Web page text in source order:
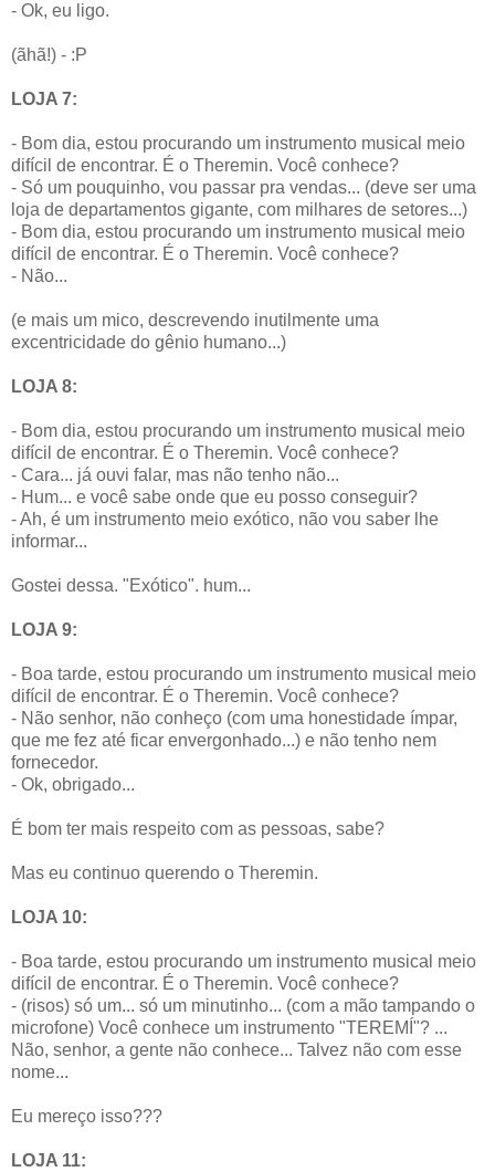
- Ok, eu ligo.
(ãhã!) - :P
LOJA 7:
- Bom dia, estou procurando um instrumento musical meio
difícil de encontrar. É o Theremin. Você conhece?
- Só um pouquinho, vou passar pra vendas... (deve ser uma
loja de departamentos gigante, com milhares de setores...)
- Bom dia, estou procurando um instrumento musical meio
difícil de encontrar. É o Theremin. Você conhece?
- Não...
(e mais um mico, descrevendo inutilmente uma
excentricidade do gênio humano...)
LOJA 8:
- Bom dia, estou procurando um instrumento musical meio
difícil de encontrar. É o Theremin. Você conhece?
- Cara... já ouvi falar, mas não tenho não...
- Hum... e você sabe onde que eu posso conseguir?
- Ah, é um instrumento meio exótico, não vou saber lhe
informar...
Gostei dessa. "Exótico". hum...
LOJA 9:
- Boa tarde, estou procurando um instrumento musical meio
difícil de encontrar. É o Theremin. Você conhece?
- Não senhor, não conheço (com uma honestidade ímpar,
que me fez até ficar envergonhado...) e não tenho nem
fornecedor.
- Ok, obrigado...
É bom ter mais respeito com as pessoas, sabe?
Mas eu continuo querendo o Theremin.
LOJA 10:
- Boa tarde, estou procurando um instrumento musical meio
difícil de encontrar. É o Theremin. Você conhece?
- (risos) só um... só um minutinho... (com a mão tampando o
microfone) Você conhece um instrumento "TEREMÍ"? ...
Não, senhor, a gente não conhece... Talvez não com esse
nome...
Eu mereço isso???
LOJA 11: